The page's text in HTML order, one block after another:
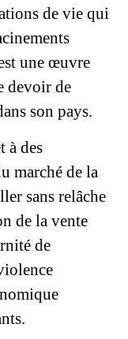
de vie qui
une œuvre
devoir de
son pays.
à des
marché de la
sans relâche
de la vente
de